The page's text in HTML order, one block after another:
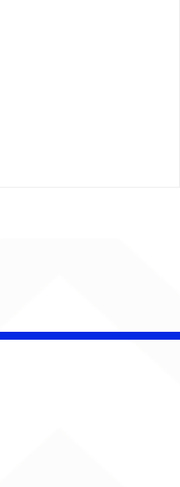
OTHOÁ estreia